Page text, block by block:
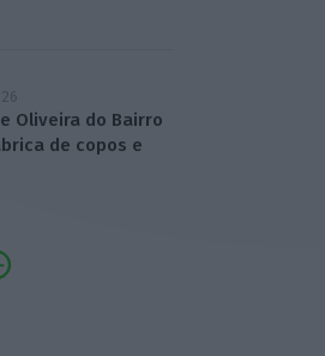
Oliveira do Bairro
de copos e